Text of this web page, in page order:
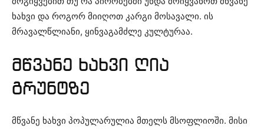
ხახვი და როგორ მიიღოთ კარგი მოსავალი. ის
მრავალწლიანი, ყინვაგამძლე კულტურაა.
მწვანე ხახვი ღია
გრუნტზე
მწვანე ხახვი პოპულარულია მთელს მსოფლიოში. მისი